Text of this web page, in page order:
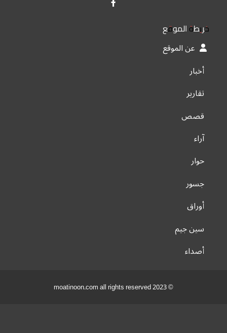
خريطة الموقع
عن الموقع
أخبار
تقارير
قصص
آراء
حوار
جسور
أوراق
سين جيم
أصداء
© 2023 moatinoon.com all rights reserved